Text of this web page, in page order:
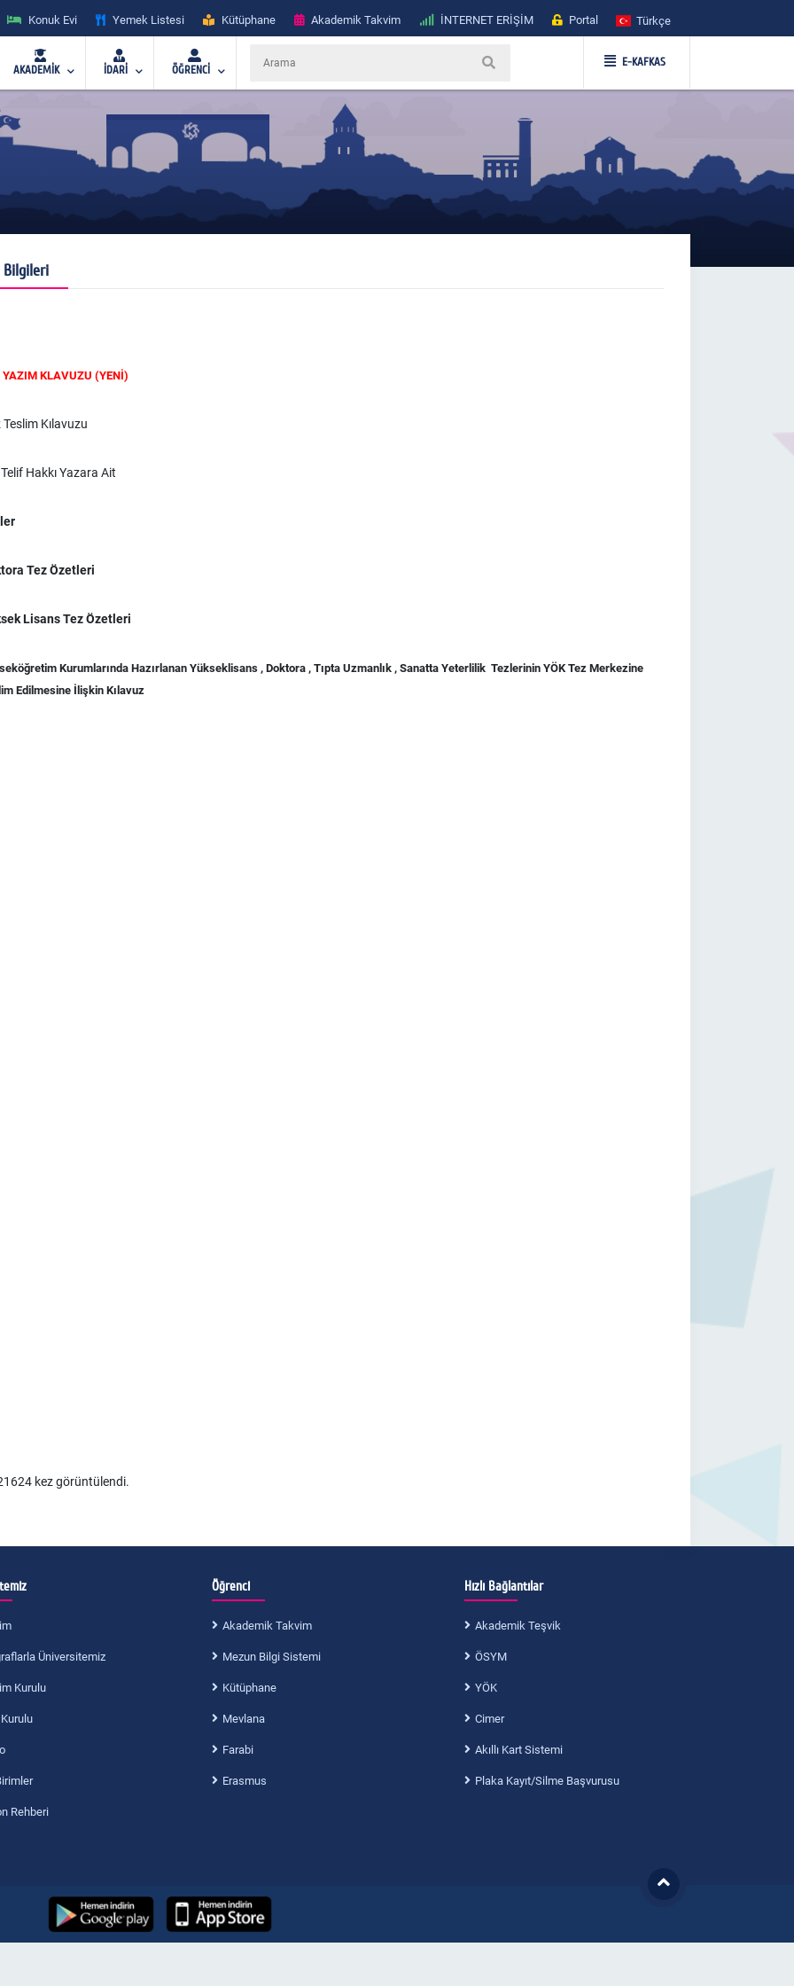
Konuk Evi Yemek Listesi Kütüphane Akademik Takvim İNTERNET ERİŞİM Portal Türkçe
AKADEMİK İDARİ ÖĞRENCİ
E-KAFKAS
Bilgileri
YAZIM KLAVUZU (YENİ)
Teslim Kılavuzu
Hakkı Yazara Ait
Tez Özetleri
Lisans Tez Özetleri
Kurumlarında Hazırlanan Yükseklisans , Doktora , Tıpta Uzmanlık , Sanatta Yeterlilik Tezlerinin YÖK Tez Merkezine
Edilmesine İlişkin Kılavuz
kez görüntülendi.
Üniversitemiz
Kurulu
Rehberi
Öğrenci
Akademik Takvim
Mezun Bilgi Sistemi
Kütüphane
Mevlana
Farabi
Erasmus
Hızlı Bağlantılar
Akademik Teşvik
ÖSYM
YÖK
Cimer
Akıllı Kart Sistemi
Plaka Kayıt/Silme Başvurusu